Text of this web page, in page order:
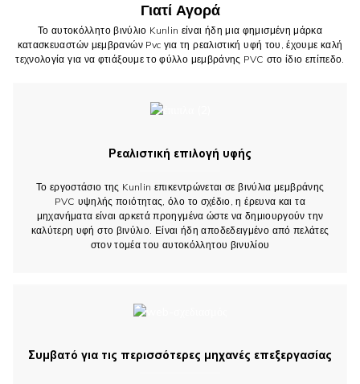
Γιατί Αγορά
Το αυτοκόλλητο βινύλιο Kunlin είναι ήδη μια φημισμένη μάρκα
κατασκευαστών μεμβρανών Pvc για τη ρεαλιστική υφή του, έχουμε καλή
τεχνολογία για να φτιάξουμε το φύλλο μεμβράνης PVC στο ίδιο επίπεδο.
Ρεαλιστική επιλογή υφής
Το εργοστάσιο της Kunlin επικεντρώνεται σε βινύλια μεμβράνης
PVC υψηλής ποιότητας, όλο το σχέδιο, η έρευνα και τα
μηχανήματα είναι αρκετά προηγμένα ώστε να δημιουργούν την
καλύτερη υφή στο βινύλιο. Είναι ήδη αποδεδειγμένο από πελάτες
στον τομέα του αυτοκόλλητου βινυλίου
Συμβατό για τις περισσότερες μηχανές επεξεργασίας